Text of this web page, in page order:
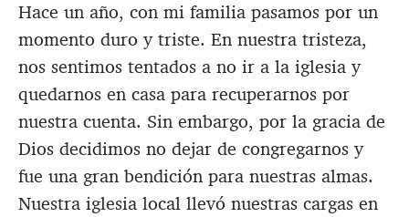
Hace un año, con mi familia pasamos por un
momento duro y triste. En nuestra tristeza,
nos sentimos tentados a no ir a la iglesia y
quedarnos en casa para recuperarnos por
nuestra cuenta. Sin embargo, por la gracia de
Dios decidimos no dejar de congregarnos y
fue una gran bendición para nuestras almas.
Nuestra iglesia local llevó nuestras cargas en